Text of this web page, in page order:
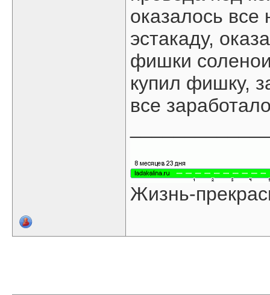
оказалось
эстакаду,
фишки
купил фишку,
все
Жизнь-